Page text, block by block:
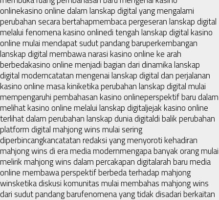
onlinekasino online dalam lanskap digital yang mengalami
perubahan secara bertahapmembaca pergeseran lanskap digital
melalui fenomena kasino onlinedi tengah lanskap digital kasino
online mulai mendapat sudut pandang baruperkembangan
lanskap digital membawa narasi kasino online ke arah
berbedakasino online menjadi bagian dari dinamika lanskap
digital moderncatatan mengenai lanskap digital dan perjalanan
kasino online masa kiniketika perubahan lanskap digital mulai
mempengaruhi pembahasan kasino onlineperspektif baru dalam
melihat kasino online melalui lanskap digitaljejak kasino online
terlihat dalam perubahan lanskap dunia digitaldi balik perubahan
platform digital mahjong wins mulai sering
diperbincangkancatatan redaksi yang menyoroti kehadiran
mahjong wins di era media modernmengapa banyak orang mulai
melirik mahjong wins dalam percakapan digitalarah baru media
online membawa perspektif berbeda terhadap mahjong
winsketika diskusi komunitas mulai membahas mahjong wins
dari sudut pandang barufenomena yang tidak disadari berkaitan